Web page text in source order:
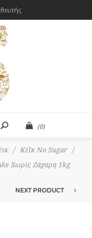
(0)
/ Κέϊκ No Sugar
/
Χωρίς Ζάχαρη 1kg
NEXT PRODUCT